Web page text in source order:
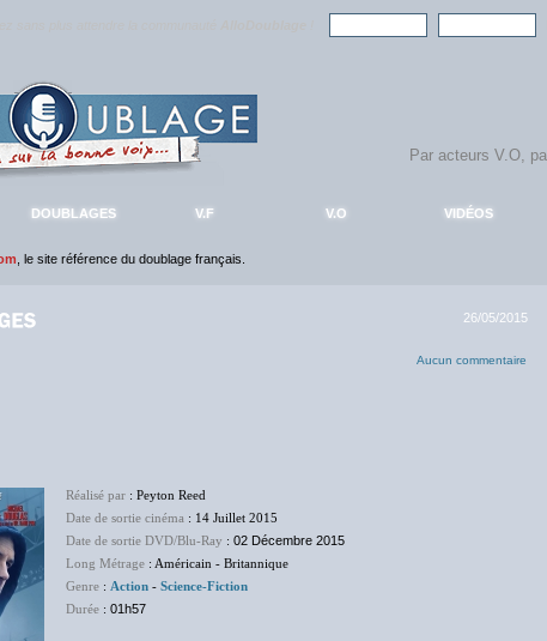
DOUBLAGES V.F V.O VIDÉOS
, le site référence du doublage français.
26/05/2015
Aucun commentaire
Réalisé par : Peyton Reed
Date de sortie cinéma : 14 Juillet 2015
Date de sortie DVD/Blu-Ray : 02 Décembre 2015
Long Métrage : Américain - Britannique
Genre : Action - Science-Fiction
Durée : 01h57